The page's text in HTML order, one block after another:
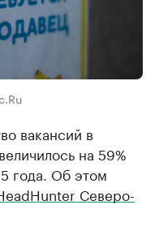
вакансий в
на 59%
года. Об этом
Северо-